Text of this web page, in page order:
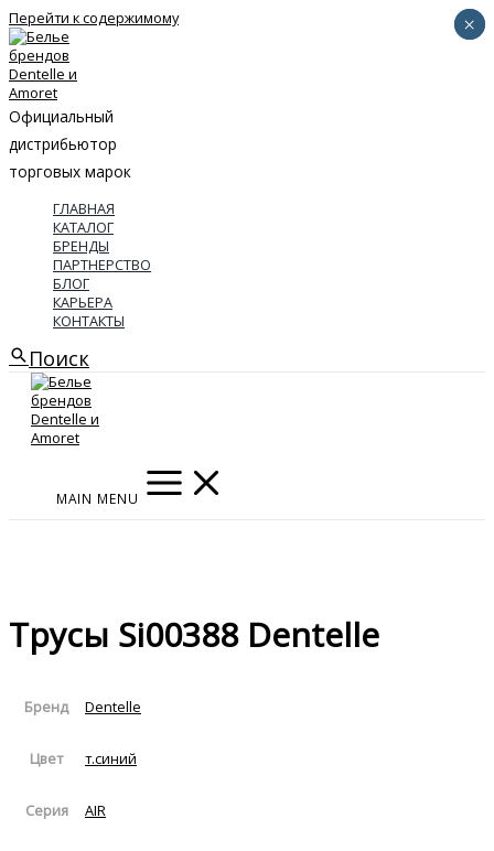
Перейти к содержимому
Официальный
дистрибьютор
торговых марок
ГЛАВНАЯ
КАТАЛОГ
БРЕНДЫ
ПАРТНЕРСТВО
БЛОГ
КАРЬЕРА
КОНТАКТЫ
Поиск
MAIN MENU
Трусы Si00388 Dentelle
Бренд Dentelle
Цвет т.синий
Серия AIR
×
×